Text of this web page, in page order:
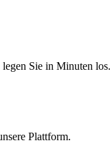
Sie in Minuten los.
Plattform.